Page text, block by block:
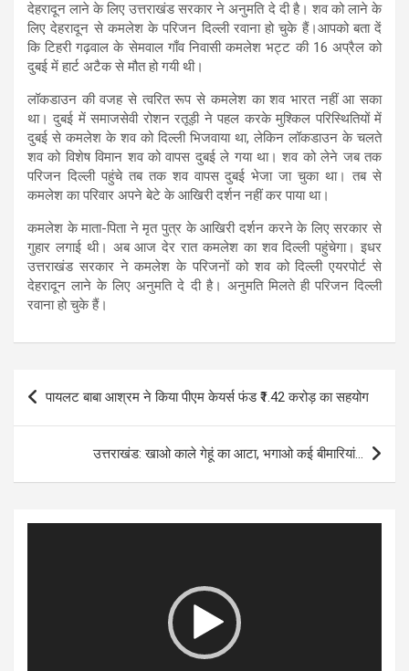
देहरादून लाने के लिए उत्तराखंड सरकार ने अनुमति दे दी है। शव को लाने के
लिए देहरादून से कमलेश के परिजन दिल्ली रवाना हो चुके हैं।आपको बता दें
कि टिहरी गढ़वाल के सेमवाल गाँव निवासी कमलेश भट्ट की 16 अप्रैल को
दुबई में हार्ट अटैक से मौत हो गयी थी।
लॉकडाउन की वजह से त्वरित रूप से कमलेश का शव भारत नहीं आ सका
था। दुबई में समाजसेवी रोशन रतूड़ी ने पहल करके मुश्किल परिस्थितियों में
दुबई से कमलेश के शव को दिल्ली भिजवाया था, लेकिन लॉकडाउन के चलते
शव को विशेष विमान शव को वापस दुबई ले गया था। शव को लेने जब तक
परिजन दिल्ली पहुंचे तब तक शव वापस दुबई भेजा जा चुका था। तब से
कमलेश का परिवार अपने बेटे के आखिरी दर्शन नहीं कर पाया था।
कमलेश के माता-पिता ने मृत पुत्र के आखिरी दर्शन करने के लिए सरकार से
गुहार लगाई थी। अब आज देर रात कमलेश का शव दिल्ली पहुंचेगा। इधर
उत्तराखंड सरकार ने कमलेश के परिजनों को शव को दिल्ली एयरपोर्ट से
देहरादून लाने के लिए अनुमति दे दी है। अनुमति मिलते ही परिजन दिल्ली
रवाना हो चुके हैं।
Post
navigation
पायलट बाबा आश्रम ने किया पीएम केयर्स फंड ₹1.42 करोड़ का सहयोग
उत्तराखंड: खाओ काले गेहूं का आटा, भगाओ कई बीमारियां…